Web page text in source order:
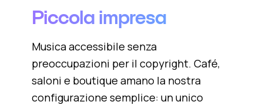
Piccola impresa
Musica accessibile senza
preoccupazioni per il copyright. Café,
saloni e boutique amano la nostra
configurazione semplice: un unico